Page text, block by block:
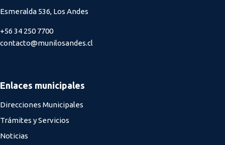
Esmeralda 536, Los Andes
+56 34 250 7700
contacto@munilosandes.cl
Enlaces municipales
Direcciones Municipales
Trámites y Servicios
Noticias